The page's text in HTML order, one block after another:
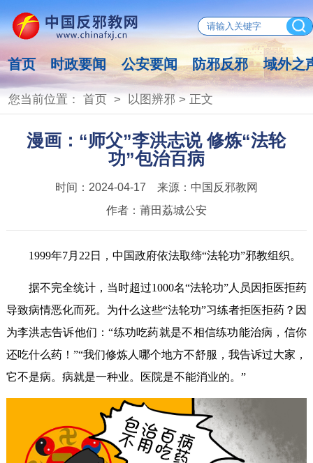
首页 时政要闻 公安要闻 防邪反邪 域外之
您当前位置： 首页> 以图辨邪 > 正文
漫画：“师父”李洪志说 修炼“法轮
功”包治百病
时间： 2024-04-17 来源： 中国反邪教网
作者： 莆田荔城公安
1999年7月22日，中国政府依法取缔“法轮功”邪教组织。
据不完全统计，当时超过1000名“法轮功”人员因拒医拒药
导致病情恶化而死。为什么这些“法轮功”习练者拒医拒药？因
为李洪志告诉他们：“练功吃药就是不相信练功能治病，信你
还吃什么药！”“我们修炼人哪个地方不舒服，我告诉过大家，
它不是病。病就是一种业。医院是不能消业的。”